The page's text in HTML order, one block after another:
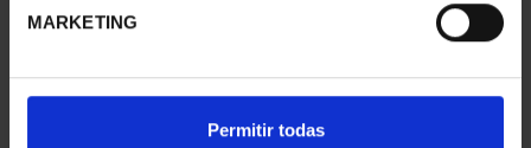
MARKETING
Permitir todas